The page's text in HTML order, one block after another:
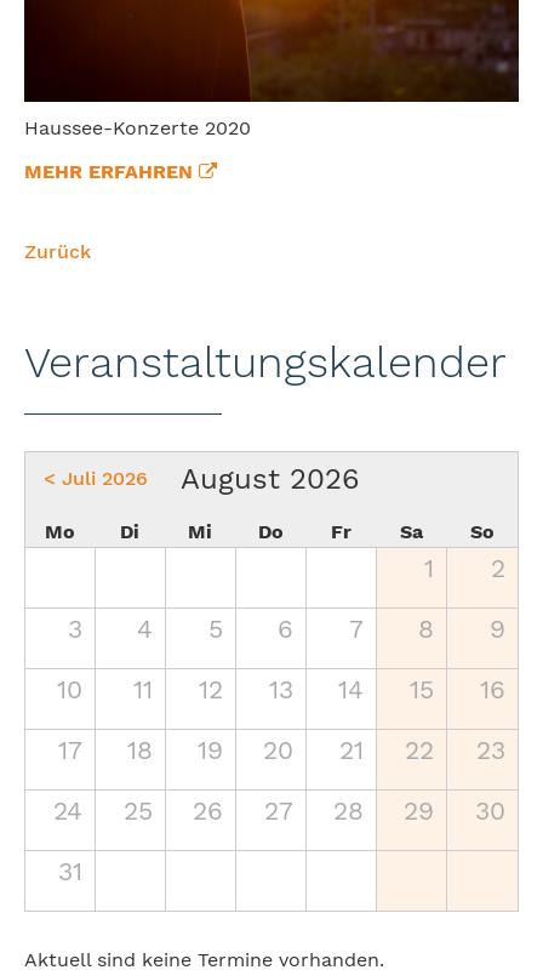
Haussee-Konzerte 2020
MEHR ERFAHREN
Zurück
Veranstaltungskalender
< Juli 2026 August 2026
Mo Di Mi Do Fr Sa So
1
2
3
4 5 6 7 8
9
10
11 12 13 14 15
16
17
18 19 20 21 22
23
24
25 26 27 28 29
30
31
Aktuell sind keine Termine vorhanden.